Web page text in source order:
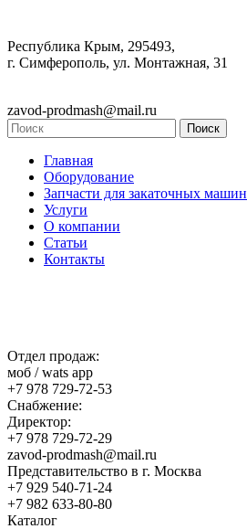
Республика Крым, 295493,
г. Симферополь, ул. Монтажная, 31
zavod-prodmash@mail.ru
Главная
Оборудование
Запчасти для закаточных машин
Услуги
О компании
Статьи
Контакты
Отдел продаж:
моб / wats app
+7 978 729-72-53
Снабжение:
Директор:
+7 978 729-72-29
zavod-prodmash@mail.ru
Представительство в г. Москва
+7 929 540-71-24
+7 982 633-80-80
Каталог